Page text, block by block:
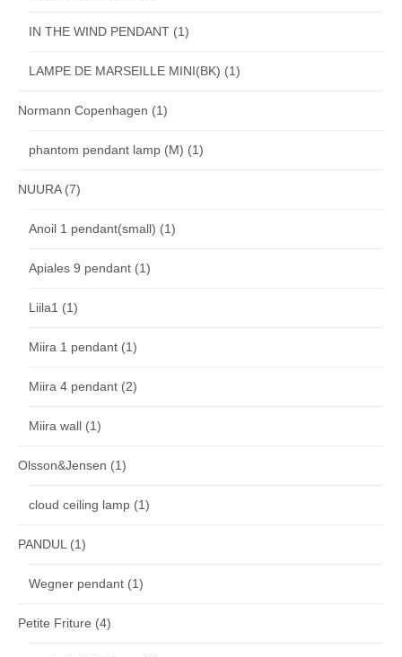
IN THE WIND PENDANT (1)
LAMPE DE MARSEILLE MINI(BK) (1)
Normann Copenhagen (1)
phantom pendant lamp (M) (1)
NUURA(7)
Anoil 1 pendant(small) (1)
Apiales 9 pendant (1)
Liila1 (1)
Miira 1 pendant (1)
Miira 4 pendant (2)
Miira wall (1)
Olsson&Jensen (1)
cloud ceiling lamp (1)
PANDUL (1)
Wegner pendant (1)
Petite Friture (4)